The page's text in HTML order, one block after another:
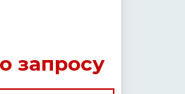
запросу